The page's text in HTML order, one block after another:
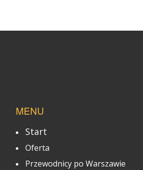
MENU
Start
Oferta
Przewodnicy po Warszawie